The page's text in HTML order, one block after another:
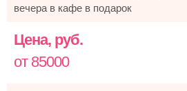
вечера в кафе в подарок
Цена, руб.
от 85000